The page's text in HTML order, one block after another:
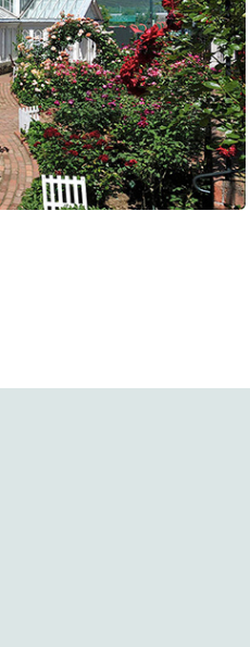
フォールスタッ
Falstaff
深みのあるクリムゾン色から次第
のパープルへと変化してい